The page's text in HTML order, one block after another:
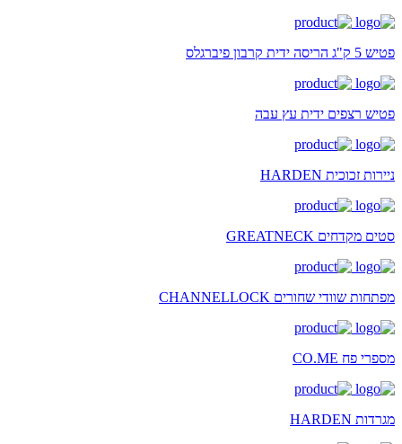
פטיש 5 ק"ג הריסה ידית קרבון פיברגלס
פטיש רצפים ידית עץ עבה
ניירות זכוכית HARDEN
סטים מקדחים GREATNECK
מפתחות שוודי שחורים CHANNELLOCK
מספרי פח CO.ME
מגרדות HARDEN